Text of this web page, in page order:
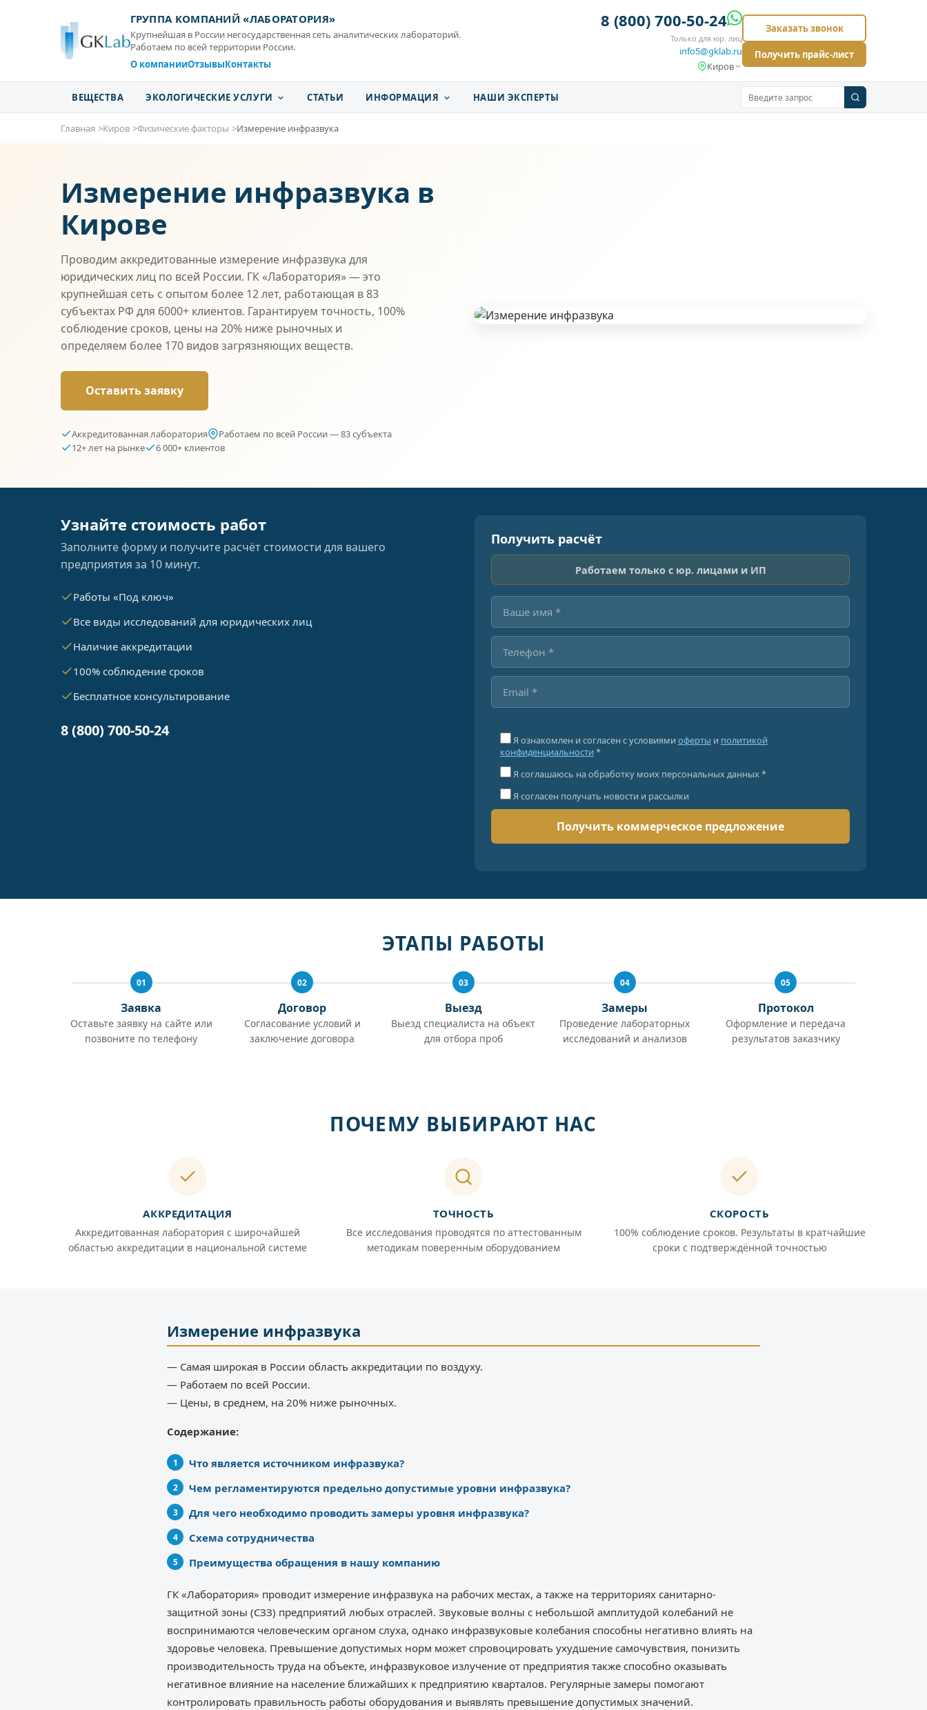
ГРУППА КОМПАНИЙ «ЛАБОРАТОРИЯ»
Крупнейшая в России негосударственная сеть аналитических лабораторий.
Работаем по всей территории России.
О компанииОтзывыКонтакты
8 (800) 700-50-24
Только для юр. лиц
info5@gklab.ru
Киров
Заказать звонок
Получить прайс-лист
ВЕЩЕСТВА ЭКОЛОГИЧЕСКИЕ УСЛУГИ СТАТЬИ ИНФОРМАЦИЯ НАШИ ЭКСПЕРТЫ
Главная Киров Физические факторы Измерение инфразвука
Измерение инфразвука в
Кирове
Проводим аккредитованные измерение инфразвука для
юридических лиц по всей России. ГК «Лаборатория» — это
крупнейшая сеть с опытом более 12 лет, работающая в 83
субъектах РФ для 6000+ клиентов. Гарантируем точность, 100%
соблюдение сроков, цены на 20% ниже рыночных и
определяем более 170 видов загрязняющих веществ.
Оставить заявку
Аккредитованная лаборатория
Работаем по всей России — 83 субъекта
12+ лет на рынке
6 000+ клиентов
Узнайте стоимость работ
Заполните форму и получите расчёт стоимости для вашего
предприятия за 10 минут.
Работы «Под ключ»
Все виды исследований для юридических лиц
Наличие аккредитации
100% соблюдение сроков
Бесплатное консультирование
8 (800) 700-50-24
Получить расчёт
Работаем только с юр. лицами и ИП
Я ознакомлен и согласен с условиями оферты и политикой
конфиденциальности *
Я соглашаюсь на обработку моих персональных данных *
Я согласен получать новости и рассылки
ЭТАПЫ РАБОТЫ
01
Заявка
Оставьте заявку на сайте или
позвоните по телефону
02
Договор
Согласование условий и
заключение договора
03
Выезд
Выезд специалиста на объект
для отбора проб
04
Замеры
Проведение лабораторных
исследований и анализов
05
Протокол
Оформление и передача
результатов заказчику
ПОЧЕМУ ВЫБИРАЮТ НАС
АККРЕДИТАЦИЯ
Аккредитованная лаборатория с широчайшей
областью аккредитации в национальной системе
ТОЧНОСТЬ
Все исследования проводятся по аттестованным
методикам поверенным оборудованием
СКОРОСТЬ
100% соблюдение сроков. Результаты в кратчайшие
сроки с подтверждённой точностью
Измерение инфразвука
— Самая широкая в России область аккредитации по воздуху.
— Работаем по всей России.
— Цены, в среднем, на 20% ниже рыночных.
Содержание:
Что является источником инфразвука?
Чем регламентируются предельно допустимые уровни инфразвука?
Для чего необходимо проводить замеры уровня инфразвука?
Схема сотрудничества
Преимущества обращения в нашу компанию
ГК «Лаборатория» проводит измерение инфразвука на рабочих местах, а также на территориях санитарно-
защитной зоны (СЗЗ) предприятий любых отраслей. Звуковые волны с небольшой амплитудой колебаний не
воспринимаются человеческим органом слуха, однако инфразвуковые колебания способны негативно влиять на
здоровье человека. Превышение допустимых норм может спровоцировать ухудшение самочувствия, понизить
производительность труда на объекте, инфразвуковое излучение от предприятия также способно оказывать
негативное влияние на население ближайших к предприятию кварталов. Регулярные замеры помогают
контролировать правильность работы оборудования и выявлять превышение допустимых значений.